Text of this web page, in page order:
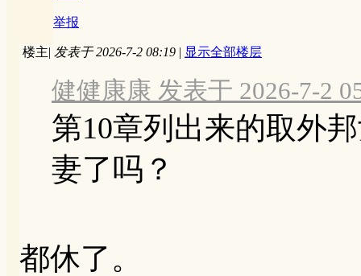
举报
楼主| 发表于 2026-7-2 08:19 | 显示全部楼层
健健康康 发表于 2026-7-2
第10章列出来的取外
妻了吗？
都休了。